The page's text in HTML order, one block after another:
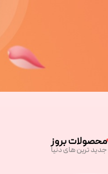
محصولات بروز
جدید ترین های دنیا